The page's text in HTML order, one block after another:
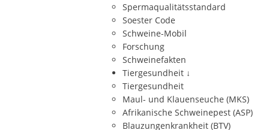
Spermaqualitätsstandard
Soester Code
Schweine-Mobil
Forschung
Schweinefakten
Tiergesundheit ↓
Tiergesundheit
Maul- und Klauenseuche (MKS)
Afrikanische Schweinepest (ASP)
Blauzungenkrankheit (BTV)